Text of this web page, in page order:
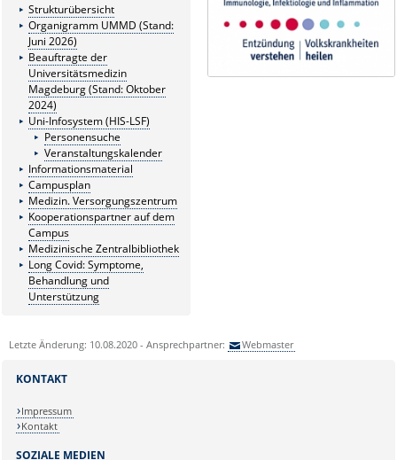
Strukturübersicht
Organigramm UMMD (Stand:
Juni 2026)
Beauftragte der
Universitätsmedizin
Magdeburg (Stand: Oktober
2024)
Uni-Infosystem (HIS-LSF)
Personensuche
Veranstaltungskalender
Informationsmaterial
Campusplan
Medizin. Versorgungszentrum
Kooperationspartner auf dem
Campus
Medizinische Zentralbibliothek
Long Covid: Symptome,
Behandlung und
Unterstützung
Letzte Änderung: 10.08.2020 - Ansprechpartner: Webmaster
SOZIALE MEDIEN
KONTAKT
Impressum
Kontakt